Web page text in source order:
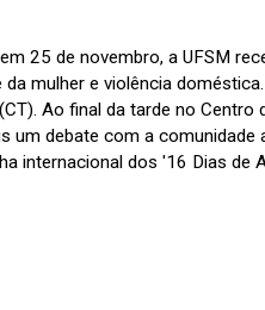
25 de novembro, a UFSM
mulher e violência
Ao final da tarde no
um debate com a
internacional dos '16 Dias de